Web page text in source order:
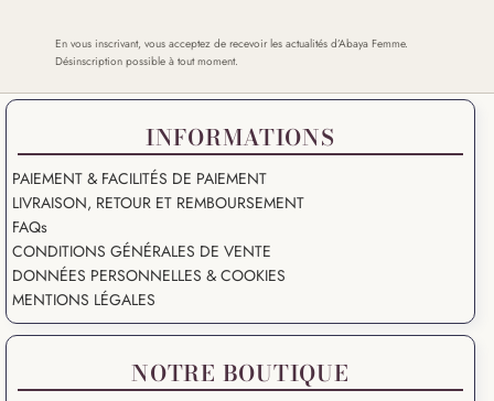
En vous inscrivant, vous acceptez de recevoir les actualités d’Abaya Femme.
Désinscription possible à tout moment.
INFORMATIONS
PAIEMENT & FACILITÉS DE PAIEMENT
LIVRAISON, RETOUR ET REMBOURSEMENT
FAQs
CONDITIONS GÉNÉRALES DE VENTE
DONNÉES PERSONNELLES & COOKIES
MENTIONS LÉGALES
NOTRE BOUTIQUE